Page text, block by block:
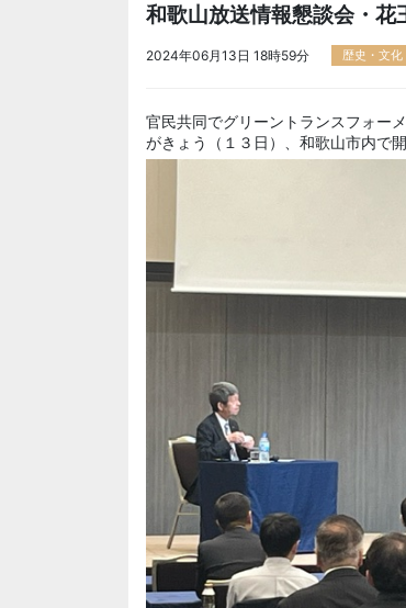
和歌山放送情報懇談会・
2024年06月13日 18時59分 歴史・文化
官民共同でグリーントランスフォー
がきょう（１３日）、和歌山市内で開